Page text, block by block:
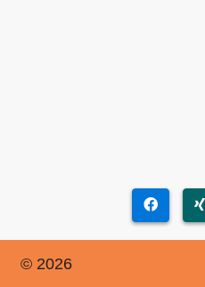
© 2026